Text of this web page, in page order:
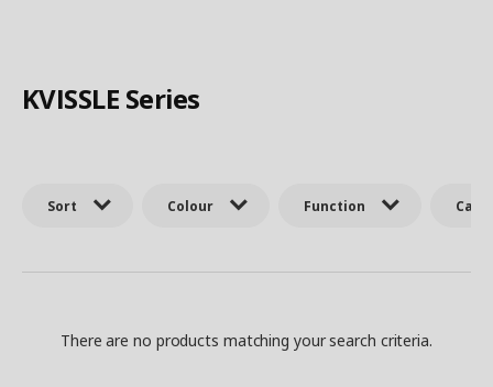
KVISSLE Series
Sort Colour Function
There are no products matching your search criteria.